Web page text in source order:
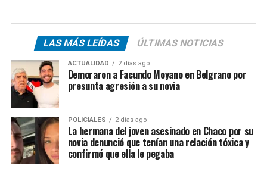
LAS MÁS LEÍDAS ÚLTIMAS NOTICIAS
ACTUALIDAD 2 días ago
Demoraron a Facundo Moyano en Belgrano por
presunta agresión a su novia
POLICIALES 2 días ago
La hermana del joven asesinado en Chaco por su
novia denunció que tenían una relación tóxica y
confirmó que ella le pegaba